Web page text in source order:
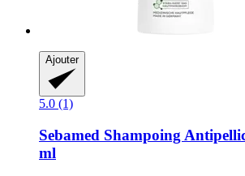
Ajouter
5.0 (1)
Sebamed Shampoing
ml